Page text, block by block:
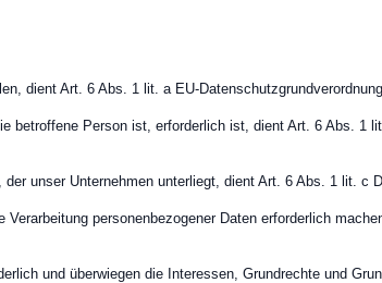
dient Art. 6 Abs. 1 lit. a EU-
betroffene Person ist, erforderlich ist, dient Art. 6 Abs. 1
unser Unternehmen unterliegt, dient Art. 6 Abs. 1 lit. c
personenbezogener Daten erforderlich
und überwiegen die Interessen, Grundrechte und